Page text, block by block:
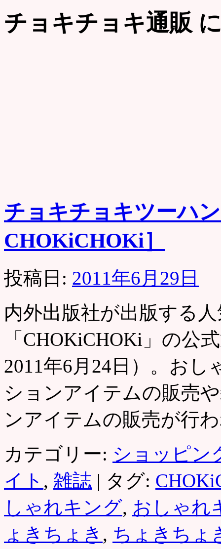
チョキチョキ通販
チョキチョキツーハ
CHOKiCHOKi］
投稿日: 2011年6月29日
内外出版社が出版する
「CHOKiCHOKi」の公
2011年6月24日）。お
ションアイテムの販売
ンアイテムの販売が行
カテゴリー: ショッピン
イト , 雑誌 | タグ:
しゃれキング, おしゃれ
ょきちょき , ちょきちょ